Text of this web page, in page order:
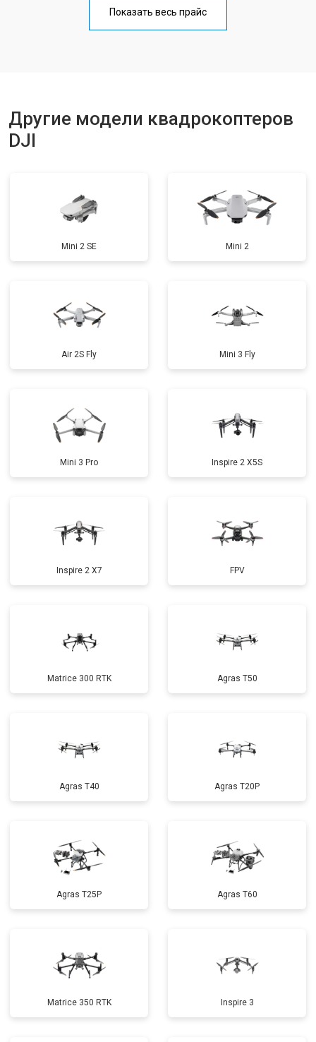
от 1800 ₽
Показать весь прайс
Другие модели квадрокоптеров
DJI
Mini 2 SE Mini 2
Air 2S Fly Mini 3 Fly
Mini 3 Pro Inspire 2 X5S
Inspire 2 X7 FPV
Matrice 300 RTK Agras T50
Agras T40 Agras T20P
Agras T25P Agras T60
Matrice 350 RTK Inspire 3